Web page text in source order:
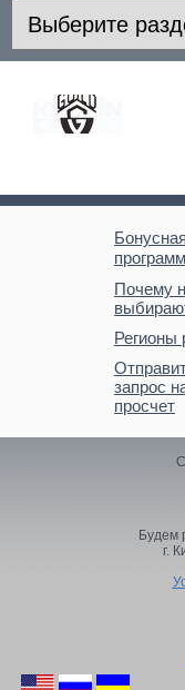
Бонусная
Почему
Регионы
запрос
просчет
Будем
г.